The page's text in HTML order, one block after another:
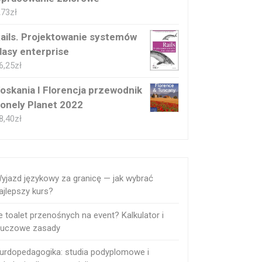
zł
Projektowanie systemów
enterprise
zł
I Florencja przewodnik
Planet 2022
zł
językowy za granicę — jak wybrać
kurs?
toalet przenośnych na event? Kalkulator i
zasady
studia podyplomowe i